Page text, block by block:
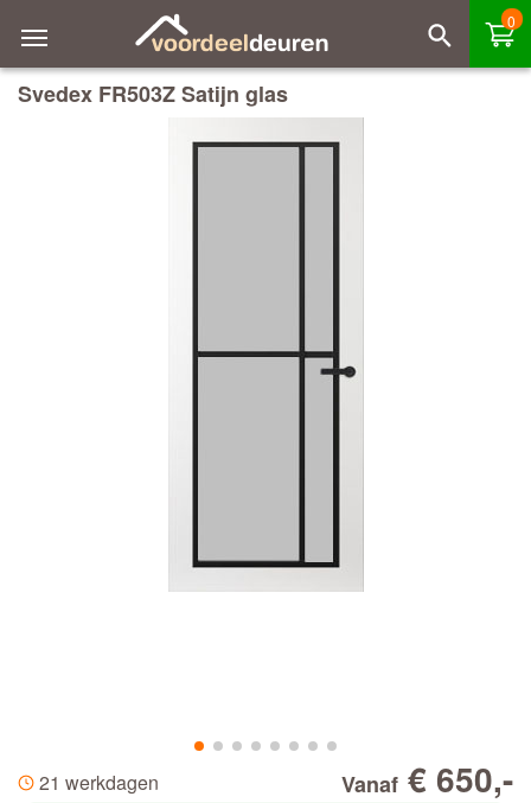
0
Svedex FR503Z Satijn glas
21 werkdagen Vanaf € 650,-